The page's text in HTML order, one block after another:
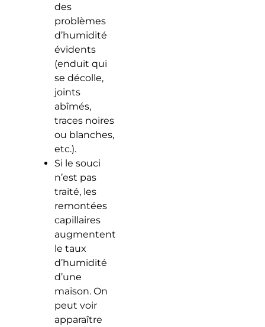
des
problèmes
d’humidité
évidents
(enduit qui
se décolle,
joints
abîmés,
traces noires
ou blanches,
etc.).
Si le souci
n’est pas
traité, les
remontées
capillaires
augmentent
le taux
d’humidité
d’une
maison. On
peut voir
apparaître